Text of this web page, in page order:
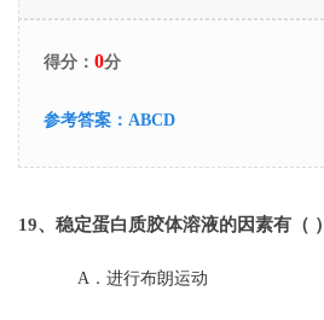
得分： 0分
参考答案： ABCD
19、稳定蛋白质胶体溶液的因素有（ ）
A． 进行布朗运动